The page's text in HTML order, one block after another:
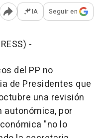
Abrir opciones para
IA Seguir en
-
del PP no
de Presidentes que
una revisión
por
"no lo